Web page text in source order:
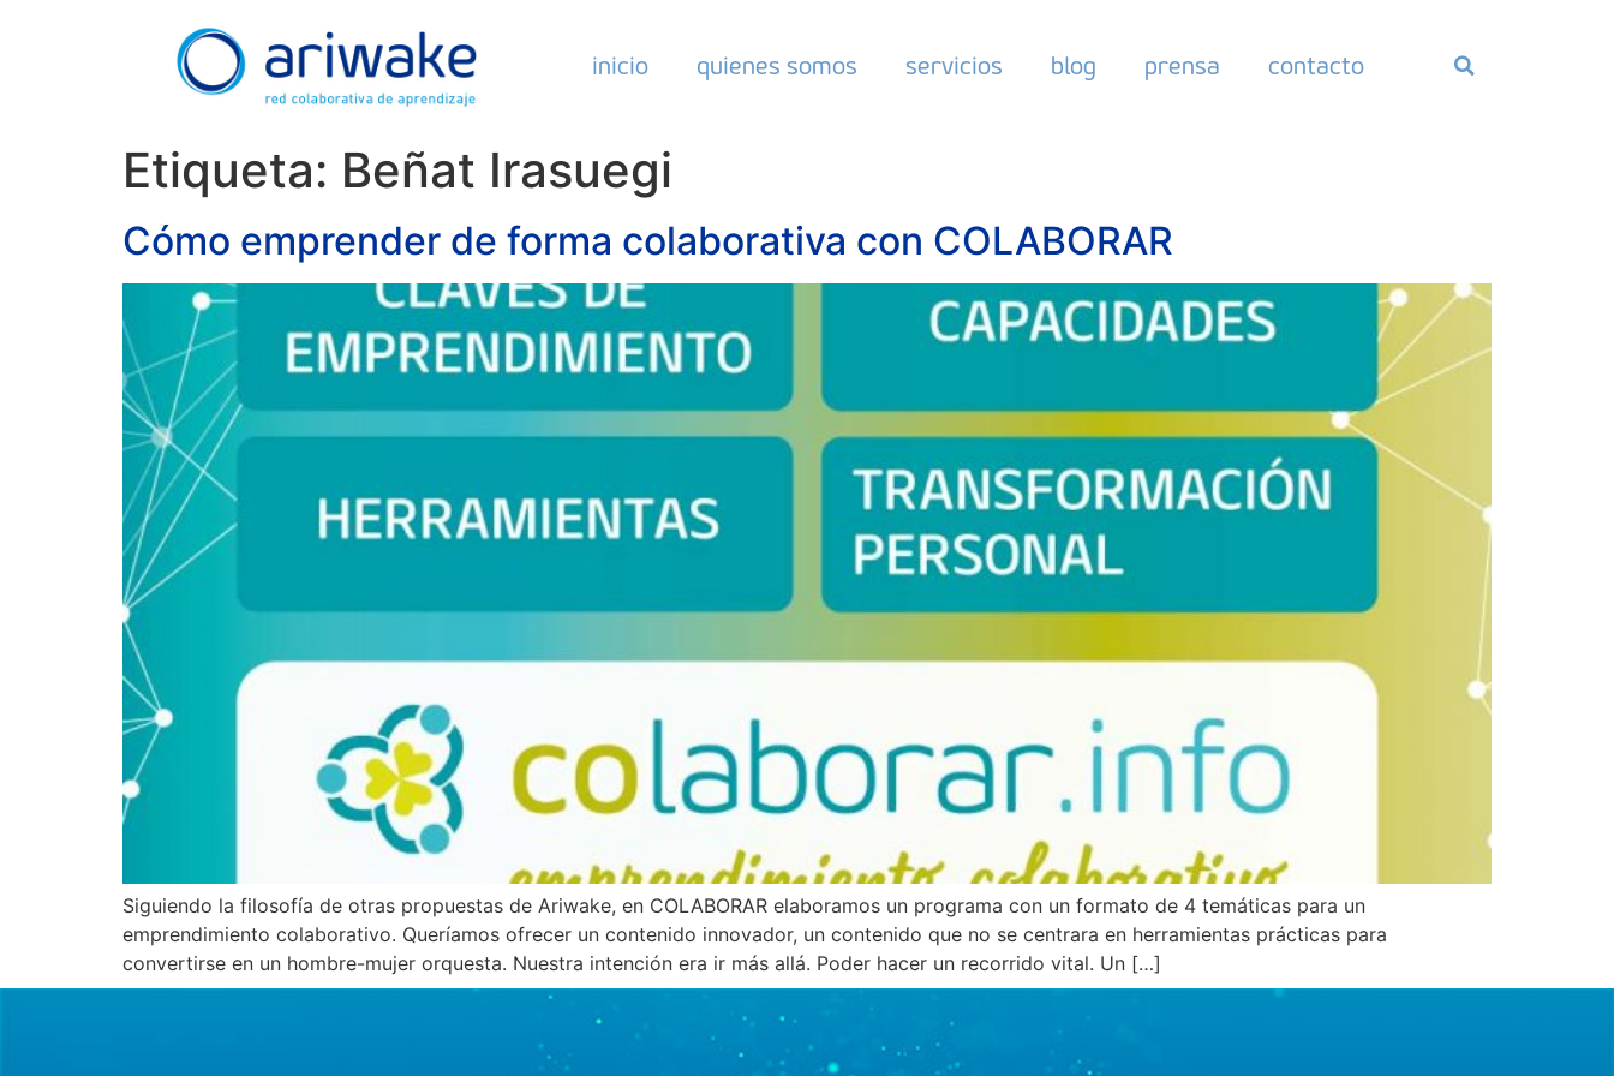
inicio quienes somos servicios blog prensa contacto
Etiqueta: Beñat Irasuegi
Cómo emprender de forma colaborativa con COLABORAR
Siguiendo la filosofía de otras propuestas de Ariwake, en COLABORAR elaboramos un programa con un formato de 4 temáticas para un
emprendimiento colaborativo. Queríamos ofrecer un contenido innovador, un contenido que no se centrara en herramientas prácticas para
convertirse en un hombre-mujer orquesta. Nuestra intención era ir más allá. Poder hacer un recorrido vital. Un […]